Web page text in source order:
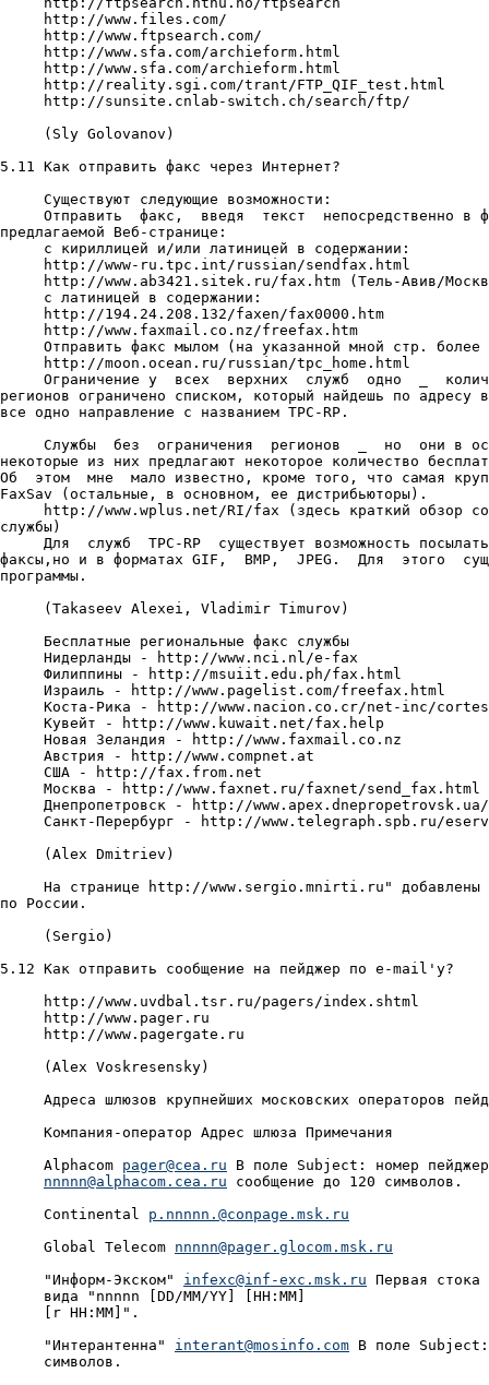
pager@cea.ru В поле Subject: номер
nnnnn@alphacom.cea.ru сообщение до 120 символов.
     Continental
p.nnnnn.@conpage.msk.ru
     Global Telecom
nnnnn@pager.glocom.msk.ru
     "Информ-Экском"
infexc@inf-exc.msk.ru Первая стока
     вида "nnnnn [DD/MM/YY] [HH:MM]
     [r HH:MM]".
     "Интерантенна"
interant@mosinfo.com В поле
     символов.